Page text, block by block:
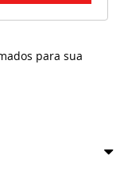
para sua